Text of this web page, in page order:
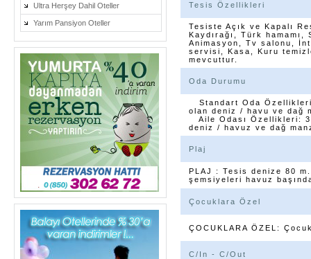
Ultra Herşey Dahil Oteller
Yarım Pansiyon Oteller
Tesis Özellikleri
Tesiste Açık ve Kapalı
Kaydırağı, Türk
Animasyon, Tv salonu,
servisi, Kasa, Kuru
mevcuttur.
Oda Durumu
Standart Oda Özellikleri
olan deniz / havu ve dağ
Aile Odası Özellikleri:
deniz / havuz ve dağ
Plaj
PLAJ : Tesis denize 80
şemsiyeleri havuz
Çocuklara Özel
ÇOCUKLARA ÖZEL:
C/In - C/Out